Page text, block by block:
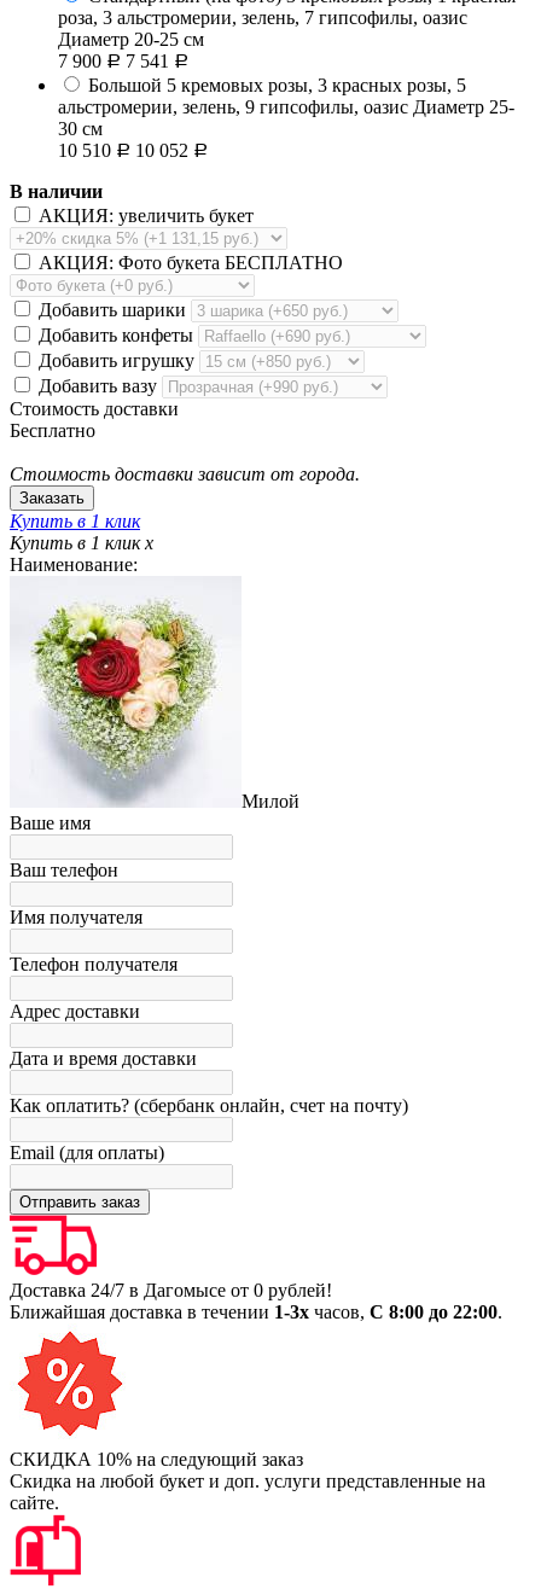
роза, 3 альстромерии, зелень, 7 гипсофилы, оазис
Диаметр 20-25 см
7 900 Р 7 541 Р
Большой 5 кремовых розы, 3 красных розы, 5
альстромерии, зелень, 9 гипсофилы, оазис Диаметр 25-
30 см
10 510 Р 10 052 Р
В наличии
АКЦИЯ: увеличить букет
АКЦИЯ: Фото букета БЕСПЛАТНО
Добавить шарики
Добавить конфеты
Добавить игрушку
Добавить вазу
Стоимость доставки
Бесплатно
Стоимость доставки зависит от города.
Купить в 1 клик
Купить в 1 клик x
Наименование:
Милой
Ваше имя
Ваш телефон
Имя получателя
Телефон получателя
Адрес доставки
Дата и время доставки
Как оплатить? (сбербанк онлайн, счет на почту)
Email (для оплаты)
Доставка 24/7 в Дагомысе от 0 рублей!
Ближайшая доставка в течении 1-3х часов, С 8:00 до 22:00.
СКИДКА 10% на следующий заказ
Скидка на любой букет и доп. услуги представленные на
сайте.